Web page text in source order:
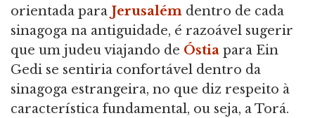
orientada para Jerusalém dentro de cada
sinagoga na antiguidade, é razoável sugerir
que um judeu viajando de Óstia para Ein
Gedi se sentiria confortável dentro da
sinagoga estrangeira, no que diz respeito à
característica fundamental, ou seja, a Torá.